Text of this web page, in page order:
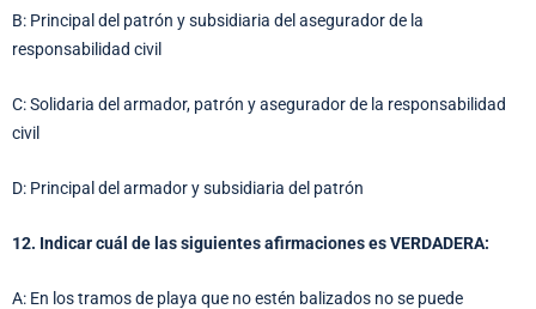
B: Principal del patrón y subsidiaria del asegurador de la
responsabilidad civil
C: Solidaria del armador, patrón y asegurador de la responsabilidad
civil
D: Principal del armador y subsidiaria del patrón
12. Indicar cuál de las siguientes afirmaciones es VERDADERA:
A: En los tramos de playa que no estén balizados no se puede